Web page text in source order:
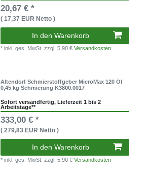
20,67 € *
( 17,37 EUR Netto )
In den Warenkorb
* inkl. ges. MwSt.zzgl. 5,90 €Versandkosten
Altendorf Schmierstoffgeber MicroMax 120 Öl
0,45 kg Schmierung K3800.0017
Sofort versandfertig, Lieferzeit 1 bis 2
Arbeitstage**
333,00 € *
( 279,83 EUR Netto )
In den Warenkorb
* inkl. ges. MwSt.zzgl. 5,90 €Versandkosten